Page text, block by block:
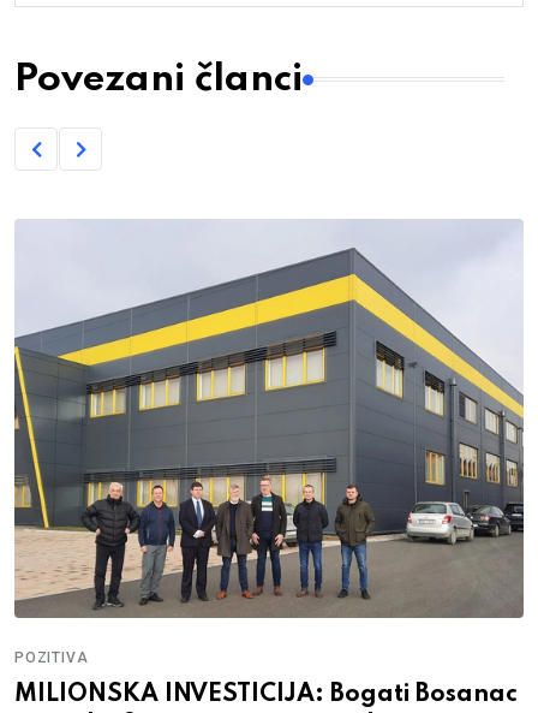
Povezani članci
POZITIVA
ZAOŠTRAVA SE KONKURENCIJA: Bingo